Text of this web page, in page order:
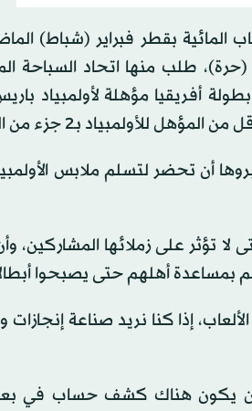
بقطر فبراير (شباط)
50م (فراشة)، وكانت تستعد للتدريب على 50م (حرة)، طلب
أفريقيا مؤهلة لأولمبياد
بـ2 جزء من المائة من الثانية.
أن تحضر لتسلم ملابس
لا تؤثر على زملائها المشاركين،
بمساعدة أهلهم حتى يصبحوا
إذا كنا نريد صناعة
يكون هناك كشف حساب في بعض